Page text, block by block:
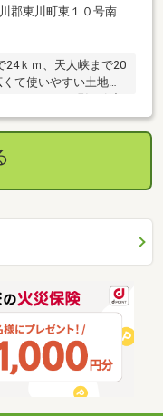
郡東川町東１０号南
24ｋｍ、天人峡まで20
て使いやすい土地で
だきます。現況引渡
ります。地目畑の農
もします。